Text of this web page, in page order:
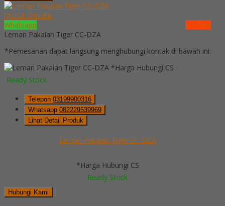
QUICK ORDER
Whatsapp
via SMS
Lemari Pakaian Tiger CC-DZA
*Pemesanan dapat langsung menghubungi kontak di bawah ini:
*Harga Hubungi CS
Ready Stock
Telepon 03199900316
Whatsapp 082229539969
Lihat Detail Produk
Lemari Pakaian Tiger CC-DZA
*Harga Hubungi CS
Ready Stock
Hubungi Kami